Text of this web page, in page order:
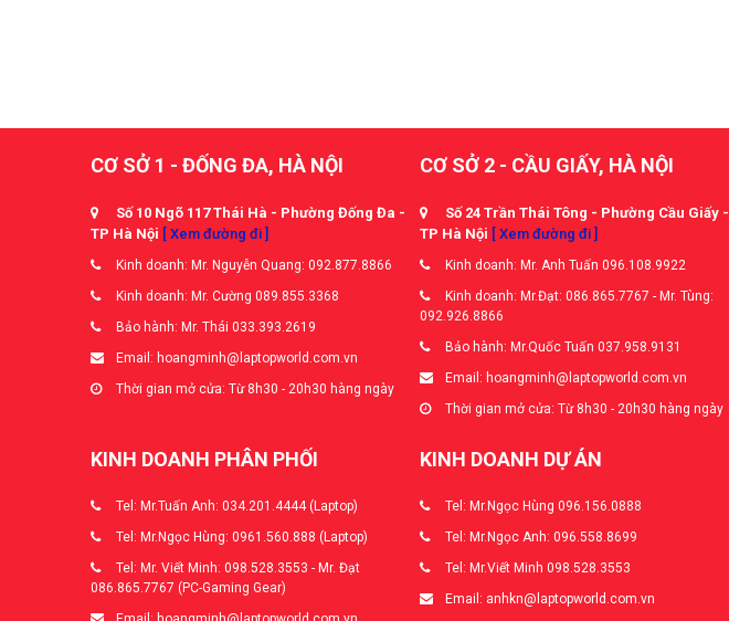
CƠ SỞ 1 - ĐỐNG ĐA, HÀ NỘI
Số 10 Ngõ 117 Thái Hà - Phường Đống Đa -
TP Hà Nội [ Xem đường đi ]
Kinh doanh: Mr. Nguyễn Quang: 092.877.8866
Kinh doanh: Mr. Cường 089.855.3368
Bảo hành: Mr. Thái 033.393.2619
Email: hoangminh@laptopworld.com.vn
Thời gian mở cửa: Từ 8h30 - 20h30 hàng ngày
CƠ SỞ 2 - CẦU GIẤY, HÀ NỘI
Số 24 Trần Thái Tông - Phường Cầu Giấy -
TP Hà Nội [ Xem đường đi ]
Kinh doanh: Mr. Anh Tuấn 096.108.9922
Kinh doanh: Mr.Đạt: 086.865.7767 - Mr. Tùng:
092.926.8866
Bảo hành: Mr.Quốc Tuấn 037.958.9131
Email: hoangminh@laptopworld.com.vn
Thời gian mở cửa: Từ 8h30 - 20h30 hàng ngày
KINH DOANH PHÂN PHỐI
Tel: Mr.Tuấn Anh: 034.201.4444 (Laptop)
Tel: Mr.Ngọc Hùng: 0961.560.888 (Laptop)
Tel: Mr. Viết Minh: 098.528.3553 - Mr. Đạt
086.865.7767 (PC-Gaming Gear)
KINH DOANH DỰ ÁN
Tel: Mr.Ngọc Hùng 096.156.0888
Tel: Mr.Ngọc Anh: 096.558.8699
Tel: Mr.Viết Minh 098.528.3553
Email: anhkn@laptopworld.com.vn